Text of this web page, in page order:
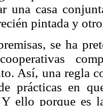
una casa
pintada y
se ha
cooperativas
Así, una regla
prácticas en
Y ello porque es